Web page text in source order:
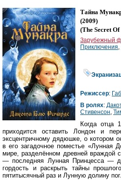
Тайна
(2009)
(The Secret
Зарубежный
Приключения,
Режиссер:
В ролях:
Стивенсон,
Когда отца
приходится оставить Лондон и
эксцентричному дядюшке, о котором
в его загадочное поместье «Лунная
мире, разделённом древней
— последняя Лунная Принцесса —
гордость и раскрыть тайны
пятитысячный раз и Лунную долину